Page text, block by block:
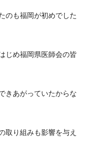
のも福岡が初めでした
じめ福岡県医師会の皆
きあがっていたからな
取り組みも影響を与え